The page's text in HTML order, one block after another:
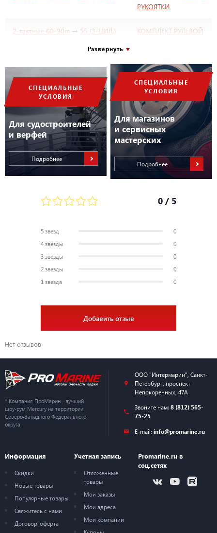
СПЕЦИАЛЬНЫЕ
УСЛОВИЯ
Для судостроителей
и верфей
Подробнее
СПЕЦИАЛЬНЫЕ
УСЛОВИЯ
Для магазинов
и сервисных
мастерских
Подробнее
РУКОЯТКИ
2-тактные 60-90гг → 55 (3-ЦИЛ.)
КОМПЛЕКТ РУЛЕВОЙ
2-тактные 60-90гг→60 (3-ЦИЛ.)
КОМПЛЕКТ РУЛЕВОЙ
РУКОЯТКИ
Развернуть
0 / 5
5 звезд
0
4 звезды
0
3 звезды
0
2 звезды
0
1 звезда
0
Добавить отзыв
Нет отзывов
* Компания ПроМарин - лучший
шоу-рум Mercury на территории
Северо-Западного Федерального
округа
ООО "Интермарин" Санкт-
Петербург, проспект
Непокоренных, 47А
Звоните нам: 8 (812) 565-
75-25
E-mail: info@promarine.ru
Информация
Скидки
Новые товары
Популярные товары
Свяжитесь с нами
Договор-оферта
Учетная запись
Отложенные
товары
Мои заказы
Мои адреса
Мои компании
Promarine.ru в
соц.сетях